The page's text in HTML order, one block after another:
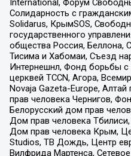
International, Форум
Солидарность с
Solidarus, КрымSOS,
государственного
общества Россия, Беллона,
Тисима и Хабомаи, Съезд
Интернешнл, Фонд борьбы с
церквей TCCN, Агора,
Novaja Gazeta-Europe,
прав человека Чернигов,
Белорусский дом прав
Дом прав человека
Дом прав человека Крым,
Studios, ТВ Дождь, Центр
Вилфрида Мартенса,